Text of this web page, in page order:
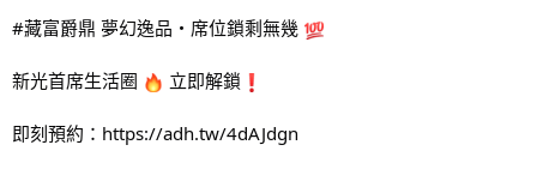
#藏富爵鼎 夢幻逸品・席位鎖剩無幾
新光首席生活圈 立即解鎖
即刻預約： https://adh.tw/4dAJdgn